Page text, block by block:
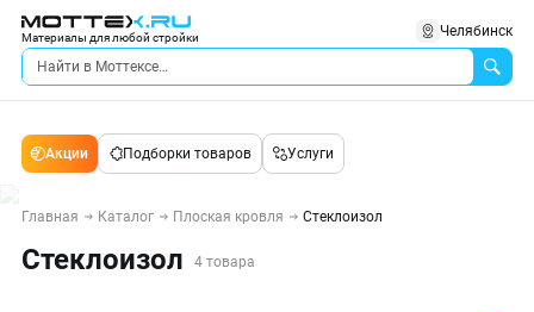
Материалы для любой стройки Челябинск
Акции Подборки товаров Услуги
Главная Каталог Плоская кровля Стеклоизол
Стеклоизол 4 товара